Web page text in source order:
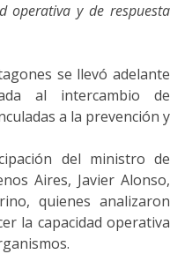
operativa y de respuesta
se llevó adelante
al intercambio de
a la prevención y
del ministro de
Aires, Javier Alonso,
quienes analizaron
la capacidad operativa